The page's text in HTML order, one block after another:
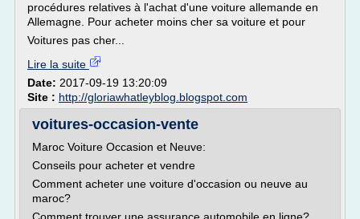
procédures relatives à l'achat d'une voiture allemande en
Allemagne. Pour acheter moins cher sa voiture et pour
Voitures pas cher...
Lire la suite
Date: 2017-09-19 13:20:09
Site : http://gloriawhatleyblog.blogspot.com
voitures-occasion-vente
Maroc Voiture Occasion et Neuve:
Conseils pour acheter et vendre
Comment acheter une voiture d'occasion ou neuve au
maroc?